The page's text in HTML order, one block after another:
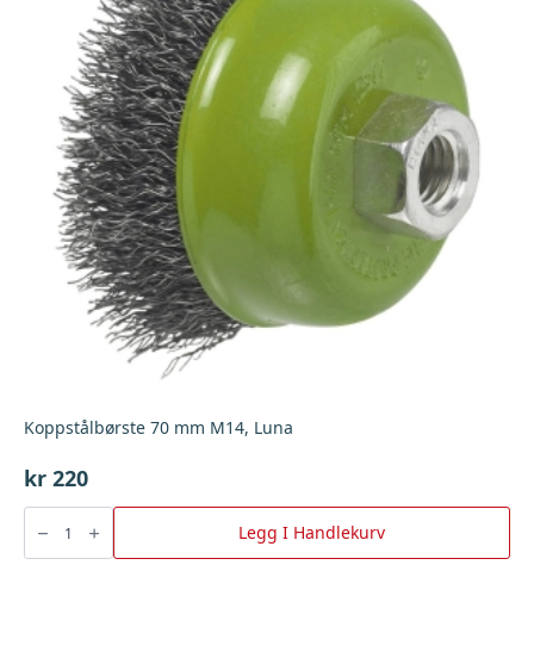
Koppstålbørste 70 mm M14, Luna
kr 220
Koppstålbørste
mm
M14,
Legg I Handlekurv